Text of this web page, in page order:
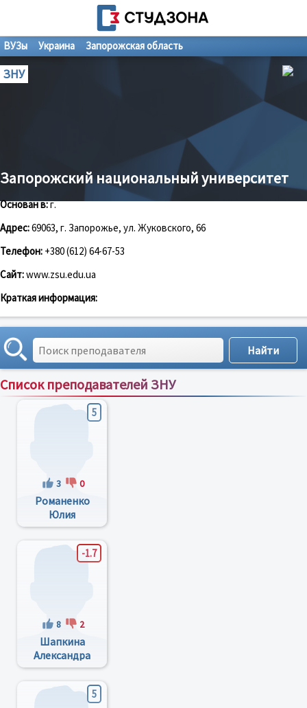
ВУЗы Украина Запорожская область
ЗНУ
Запорожский национальный университет
Основан в:г.
Адрес:69063, г. Запорожье, ул. Жуковского, 66
Телефон: +380 (612) 64-67-53
Сайт:www.zsu.edu.ua
Краткая информация:
Список преподавателей ЗНУ
Сортировка по:имени;рейтингу;отзывам
5
3 0
Романенко
Юлия
Николаевна
-1.7
8 2
Шапкина
Александра
Николаевна
5